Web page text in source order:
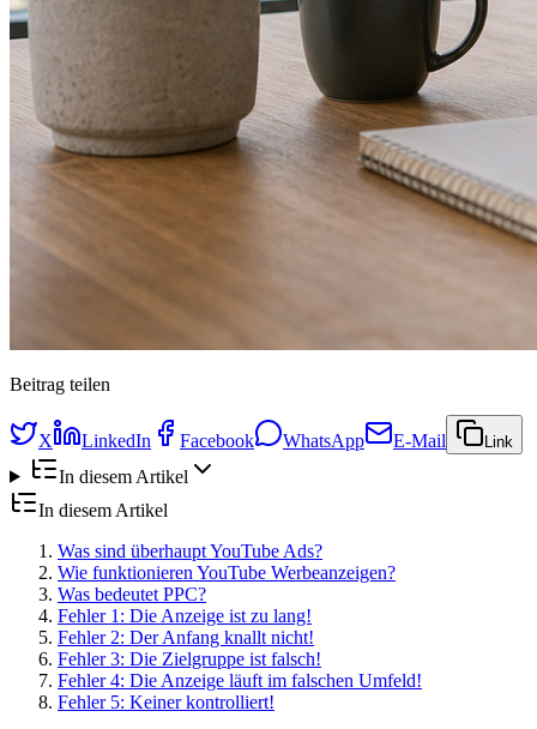
Beitrag teilen
X LinkedIn Facebook WhatsApp E-Mail Link
In diesem Artikel
In diesem Artikel
Was sind überhaupt YouTube Ads?
Wie funktionieren YouTube Werbeanzeigen?
Was bedeutet PPC?
Fehler 1: Die Anzeige ist zu lang!
Fehler 2: Der Anfang knallt nicht!
Fehler 3: Die Zielgruppe ist falsch!
Fehler 4: Die Anzeige läuft im falschen Umfeld!
Fehler 5: Keiner kontrolliert!